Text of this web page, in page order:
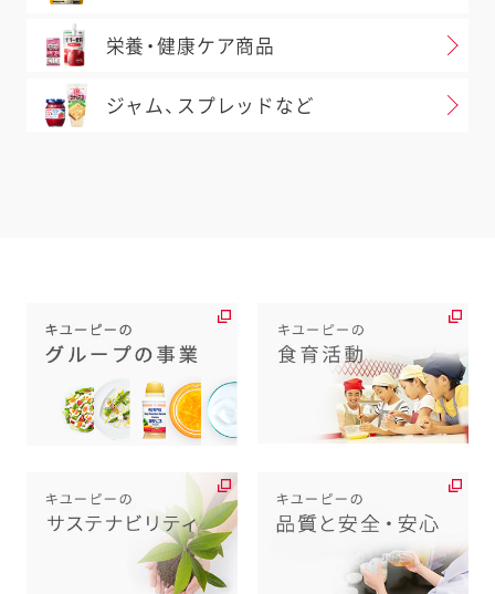
栄養・健康ケア商品
ジャム、スプレッドなど